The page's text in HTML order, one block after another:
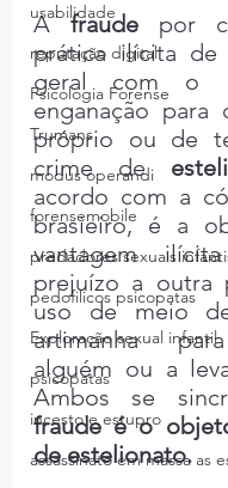
usabilidade
reputação digital
Psicologia Forense
Trumans
modus operandi
forensemobile
predadores sexuais
pedofilicos psicopatas
Exploração sexual infantil
psicopatas
incesto e estupro
assassinato em massa as
A fraude por
prática ilícita de
geral com o
enganação para
próprio ou de
crime de
acordo com a
brasieiro, é a
vantagem
prejuízo a outra
uso de meio
artimanha
alguém ou a
Ambos se
fraude é o
de estelionato.